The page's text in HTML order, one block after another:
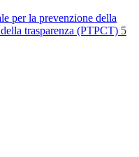
per la prevenzione della
trasparenza (PTPCT) 5